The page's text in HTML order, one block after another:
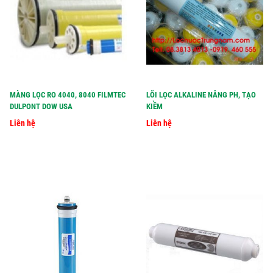
MÀNG LỌC RO 4040, 8040 FILMTEC
DULPONT DOW USA
Liên hệ
LÕI LỌC ALKALINE NÂNG PH, TẠO
KIỀM
Liên hệ